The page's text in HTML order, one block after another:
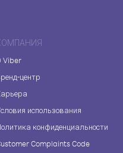
Viber
центр
использования
конфиденциальности
Complaints Code